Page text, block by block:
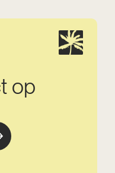
op